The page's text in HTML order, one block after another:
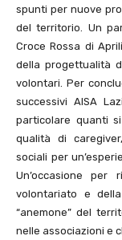
spunti per nuove
del territorio. Un
Croce Rossa di
della progettualità
volontari. Per
successivi AISA
particolare quanti
qualità di
sociali per
Un’occasione
volontariato e
“anemone” del
nelle associazioni e